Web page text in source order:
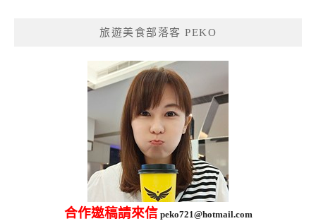
旅遊美食部落客 PEKO
合作邀稿請來信 peko721@hotmail.com